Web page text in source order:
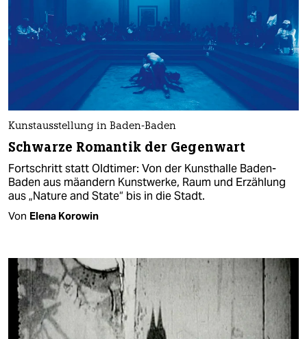
Kunstausstellung in Baden-Baden
Schwarze Romantik der Gegenwart
Fortschritt statt Oldtimer: Von der Kunsthalle Baden-
Baden aus mäandern Kunstwerke, Raum und Erzählung
aus „Nature and State“ bis in die Stadt.
Von Elena Korowin